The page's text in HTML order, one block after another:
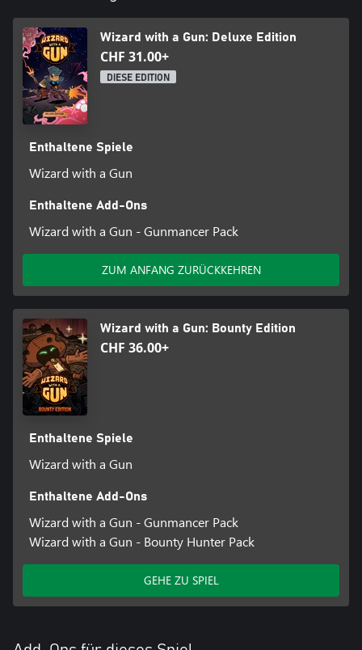
Experimentiere mit neuen Zauberkombinationen und finde im
Kampf heraus, wie sie sich auf Feinde und die Welt um dich
herum auswirken. Kreative Kombinationen können zu mächtigen
Kreationen führen, die deine Feinde überwältigen, während
chaotische Verbindungen zu einer Katastrophe führen können!
Wizard with a Gun: Deluxe Edition
CHF 31.00+
DIESE EDITION
Enthaltene Spiele
Wizard with a Gun
Enthaltene Add-Ons
Wizard with a Gun - Gunmancer Pack
ZUM ANFANG ZURÜCKKEHREN
Wizard with a Gun: Bounty Edition
CHF 36.00+
Enthaltene Spiele
Wizard with a Gun
Enthaltene Add-Ons
Wizard with a Gun - Gunmancer Pack
Wizard with a Gun - Bounty Hunter Pack
GEHE ZU SPIEL